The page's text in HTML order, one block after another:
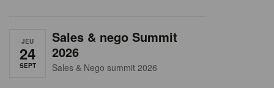
JEU
24
SEPT
Sales & nego Summit
2026
Sales & Nego summit 2026